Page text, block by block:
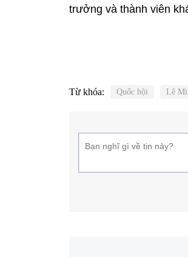
trưởng và thành viên
Từ khóa: Quốc hội Lê